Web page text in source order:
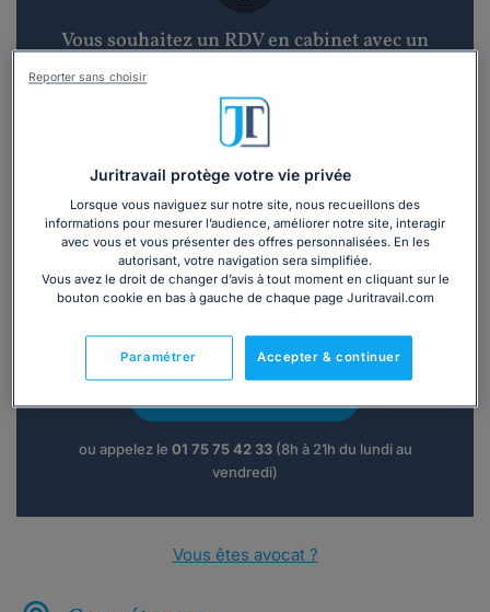
Vous souhaitez un RDV en cabinet avec un
Recevoir des devis d'avocats
3 devis en 48h
téléphone ?
ou appelez le 01 75 75 42 33(8h à 21h du lundi au
vendredi)
Vous êtes avocat ?
Juritravail protège votre vie privée
Lorsque vous naviguez sur notre site, nous recueillons des
informations pour mesurer l’audience, améliorer notre site, interagir
avec vous et vous présenter des offres personnalisées. En les
autorisant, votre navigation sera simplifiée.
Vous avez le droit de changer d’avis à tout moment en cliquant sur le
bouton cookie en bas à gauche de chaque page Juritravail.com
Accepter & continuer
Paramétrer
Reporter sans choisir